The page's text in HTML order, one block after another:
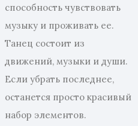
способность чувствовать
музыку и проживать ее.
Танец состоит из
движений, музыки и души.
Если убрать последнее,
останется просто красивый
набор элементов.